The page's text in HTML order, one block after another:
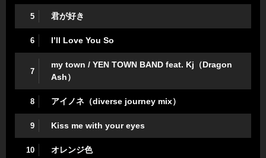
5 君が好き
6 I’ll Love You So
7
my town / YEN TOWN BAND feat. Kj（Dragon
Ash）
8 アイノネ（diverse journey mix）
9 Kiss me with your eyes
10 オレンジ色